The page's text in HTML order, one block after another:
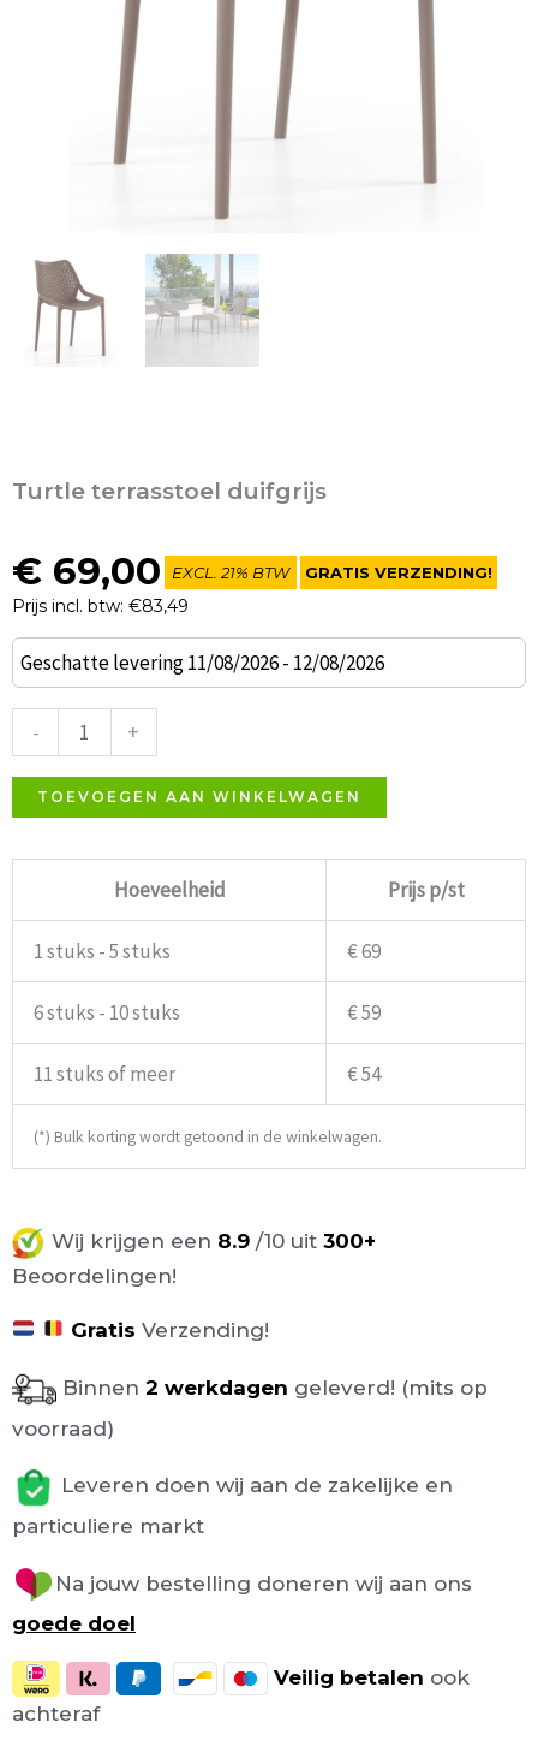
Turtle terrasstoel duifgrijs
€ 69,00
Prijs incl. btw: €83,49
EXCL. 21% BTW GRATIS VERZENDING!
Geschatte levering 11/08/2026 - 12/08/2026
-
Turtle
terrasstoel
duifgrijs
aantal
+
TOEVOEGEN AAN WINKELWAGEN
Hoeveelheid Prijs p/st
1 stuks - 5 stuks € 69
6 stuks - 10 stuks € 59
11 stuks of meer € 54
(*) Bulk korting wordt getoond in de winkelwagen.
Wij krijgen een 8.9 /10 uit 300+
Beoordelingen!
Gratis Verzending!
Binnen 2 werkdagen geleverd! (mits op
voorraad)
Leveren doen wij aan de zakelijke en
particuliere markt
Na jouw bestelling doneren wij aan ons
goede doel
Veilig betalen ook
achteraf